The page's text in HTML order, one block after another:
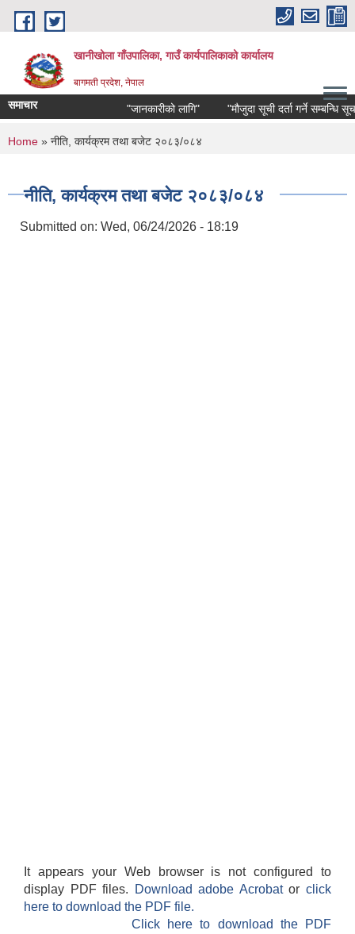
Skip to main content
खानीखोला गाँउपालिका, गाउँ कार्यपालिकाको कार्यालय
बागमती प्रदेश, नेपाल
समाचार "जानकारीको लागि" "मौजुदा सूची दर्ता गर्ने सम्बन्धि सूचना"
You are here
Home » नीति, कार्यक्रम तथा बजेट २०८३/०८४
नीति, कार्यक्रम तथा बजेट २०८३/०८४
Submitted on: Wed, 06/24/2026 - 18:19
It appears your Web browser is not configured to
display PDF files.
Download adobe Acrobatorclick
here to download the PDF file.
Click here to download the PDF